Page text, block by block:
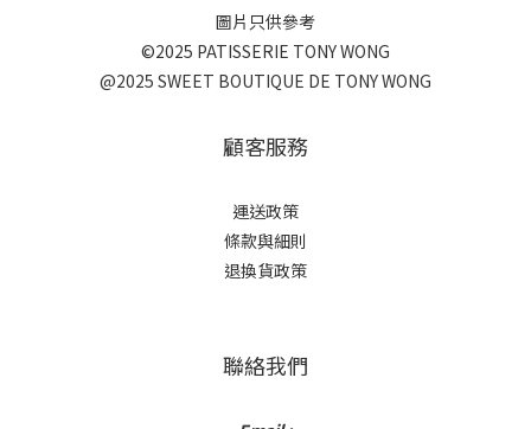
圖片只供參考
©2025 PATISSERIE TONY WONG
@2025 SWEET BOUTIQUE DE TONY WONG
顧客服務
運送政策
條款與細則
退換貨政策
聯絡我們